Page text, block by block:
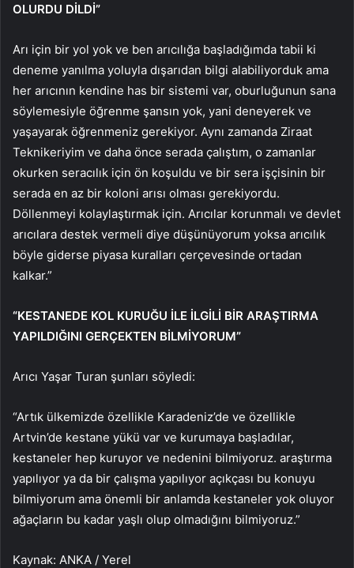
OLURDU DİLDİ”
Arı için bir yol yok ve ben arıcılığa başladığımda tabii ki
deneme yanılma yoluyla dışarıdan bilgi alabiliyorduk ama
her arıcının kendine has bir sistemi var, oburluğunun sana
söylemesiyle öğrenme şansın yok, yani deneyerek ve
yaşayarak öğrenmeniz gerekiyor. Aynı zamanda Ziraat
Teknikeriyim ve daha önce serada çalıştım, o zamanlar
okurken seracılık için ön koşuldu ve bir sera işçisinin bir
serada en az bir koloni arısı olması gerekiyordu.
Döllenmeyi kolaylaştırmak için. Arıcılar korunmalı ve devlet
arıcılara destek vermeli diye düşünüyorum yoksa arıcılık
böyle giderse piyasa kuralları çerçevesinde ortadan
kalkar.”
“KESTANEDE KOL KURUĞU İLE İLGİLİ BİR ARAŞTIRMA
YAPILDIĞINI GERÇEKTEN BİLMİYORUM”
Arıcı Yaşar Turan şunları söyledi:
“Artık ülkemizde özellikle Karadeniz’de ve özellikle
Artvin’de kestane yükü var ve kurumaya başladılar,
kestaneler hep kuruyor ve nedenini bilmiyoruz. araştırma
yapılıyor ya da bir çalışma yapılıyor açıkçası bu konuyu
bilmiyorum ama önemli bir anlamda kestaneler yok oluyor
ağaçların bu kadar yaşlı olup olmadığını bilmiyoruz.”
Kaynak: ANKA / Yerel